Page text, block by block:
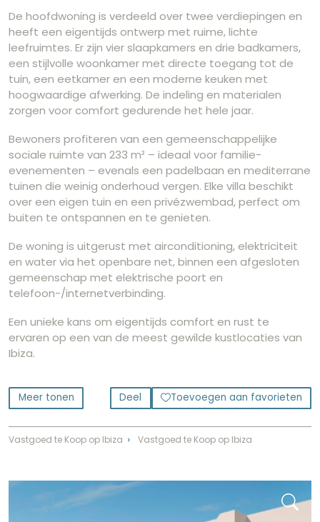
De hoofdwoning is verdeeld over twee verdiepingen en
heeft een eigentijds ontwerp met ruime, lichte
leefruimtes. Er zijn vier slaapkamers en drie badkamers,
een stijlvolle woonkamer met directe toegang tot de
tuin, een eetkamer en een moderne keuken met
hoogwaardige afwerking. De indeling en materialen
zorgen voor comfort gedurende het hele jaar.
Bewoners profiteren van een gemeenschappelijke
sociale ruimte van 233 m² – ideaal voor familie-
evenementen – evenals een padelbaan en mediterrane
tuinen die weinig onderhoud vergen. Elke villa beschikt
over een eigen tuin en een privézwembad, perfect om
buiten te ontspannen en te genieten.
De woning is uitgerust met airconditioning, elektriciteit
en water via het openbare net, binnen een afgesloten
gemeenschap met elektrische poort en
telefoon-/internetverbinding.
Een unieke kans om eigentijds comfort en rust te
ervaren op een van de meest gewilde kustlocaties van
Ibiza.
Meer tonen Deel Toevoegen aan favorieten
Vastgoed te Koop op Ibiza⌃ Vastgoed te Koop op Ibiza